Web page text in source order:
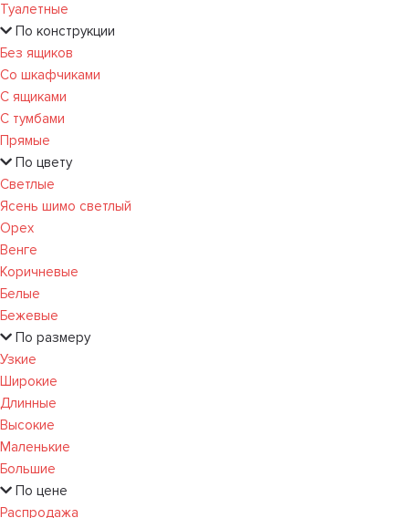
Туалетные
По конструкции
Без ящиков
Со шкафчиками
С ящиками
С тумбами
Прямые
По цвету
Светлые
Ясень шимо светлый
Орех
Венге
Коричневые
Белые
Бежевые
По размеру
Узкие
Широкие
Длинные
Высокие
Маленькие
Большие
По цене
Распродажа